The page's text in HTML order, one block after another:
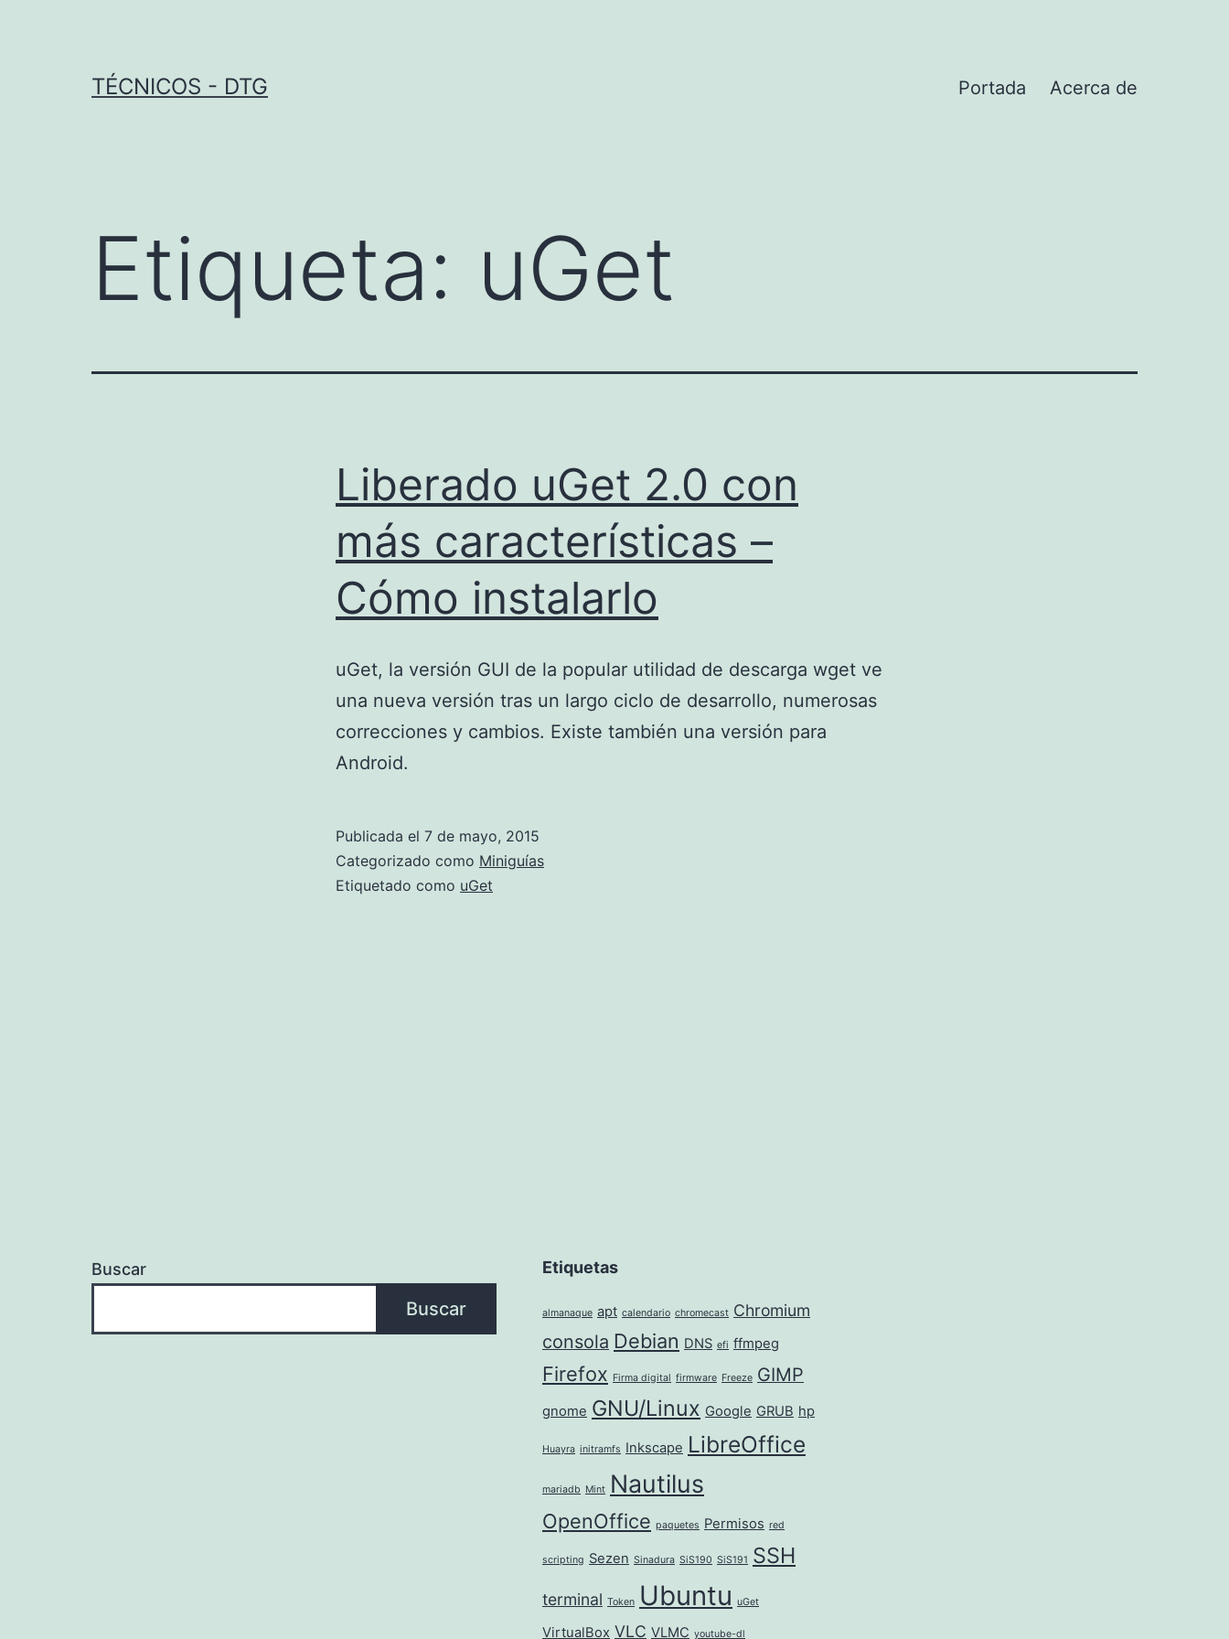
TÉCNICOS - DTG Portada Acerca de
Etiqueta: uGet
Liberado uGet 2.0 con
más características –
Cómo instalarlo
uGet, la versión GUI de la popular utilidad de descarga wget ve
una nueva versión tras un largo ciclo de desarrollo, numerosas
correcciones y cambios. Existe también una versión para
Android.
Publicada el 7 de mayo, 2015
Categorizado como Miniguías
Etiquetado como uGet
Buscar
Buscar
Etiquetas
almanaque apt calendario chromecast Chromium
consola Debian DNS efi ffmpeg
Firefox Firma digital firmware Freeze GIMP
gnome GNU/Linux Google GRUB hp
Huayra initramfs Inkscape LibreOffice
mariadb Mint Nautilus
OpenOffice paquetes Permisos red
scripting Sezen Sinadura SiS190 SiS191 SSH
terminal Token Ubuntu uGet
VirtualBox VLC VLMC youtube-dl